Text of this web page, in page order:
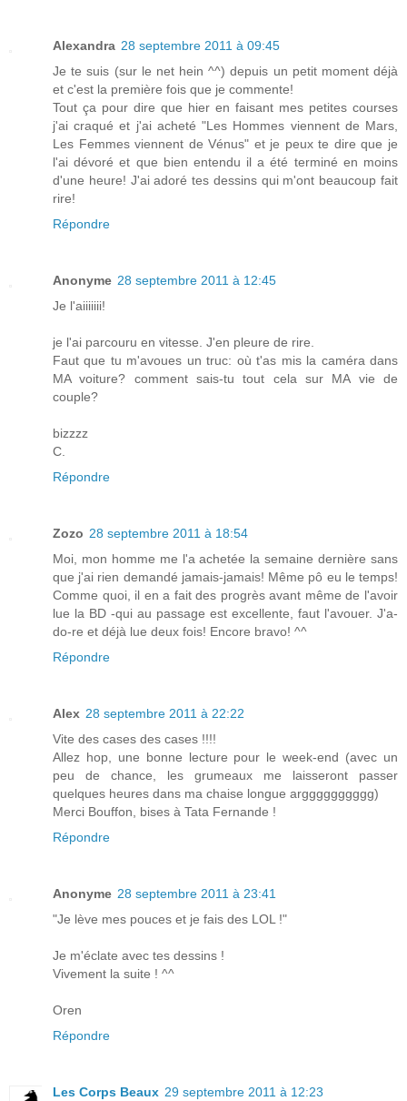
Alexandra 28 septembre 2011 à 09:45
Je te suis (sur le net hein ^^) depuis un petit moment déjà
et c'est la première fois que je commente!
Tout ça pour dire que hier en faisant mes petites courses
j'ai craqué et j'ai acheté "Les Hommes viennent de Mars,
Les Femmes viennent de Vénus" et je peux te dire que je
l'ai dévoré et que bien entendu il a été terminé en moins
d'une heure! J'ai adoré tes dessins qui m'ont beaucoup fait
rire!
Répondre
Anonyme 28 septembre 2011 à 12:45
Je l'aiiiiiii!
je l'ai parcouru en vitesse. J'en pleure de rire.
Faut que tu m'avoues un truc: où t'as mis la caméra dans
MA voiture? comment sais-tu tout cela sur MA vie de
couple?
bizzzz
C.
Répondre
Zozo 28 septembre 2011 à 18:54
Moi, mon homme me l'a achetée la semaine dernière sans
que j'ai rien demandé jamais-jamais! Même pô eu le temps!
Comme quoi, il en a fait des progrès avant même de l'avoir
lue la BD -qui au passage est excellente, faut l'avouer. J'a-
do-re et déjà lue deux fois! Encore bravo! ^^
Répondre
Alex 28 septembre 2011 à 22:22
Vite des cases des cases !!!!
Allez hop, une bonne lecture pour le week-end (avec un
peu de chance, les grumeaux me laisseront passer
quelques heures dans ma chaise longue argggggggggg)
Merci Bouffon, bises à Tata Fernande !
Répondre
Anonyme 28 septembre 2011 à 23:41
"Je lève mes pouces et je fais des LOL !"
Je m'éclate avec tes dessins !
Vivement la suite ! ^^
Oren
Répondre
Les Corps Beaux 29 septembre 2011 à 12:23